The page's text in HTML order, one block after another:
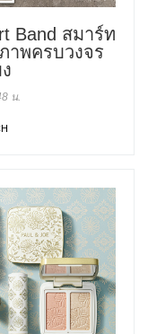
Band สมาร์ท
พครบวงจร
น.